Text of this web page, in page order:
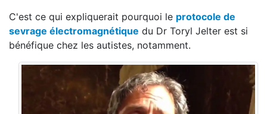
C'est ce qui expliquerait pourquoi le protocole de
sevrage électromagnétique du Dr Toryl Jelter est si
bénéfique chez les autistes, notamment.